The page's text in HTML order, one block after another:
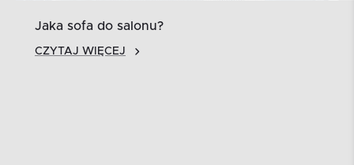
Jaka sofa do salonu?
CZYTAJ WIĘCEJ